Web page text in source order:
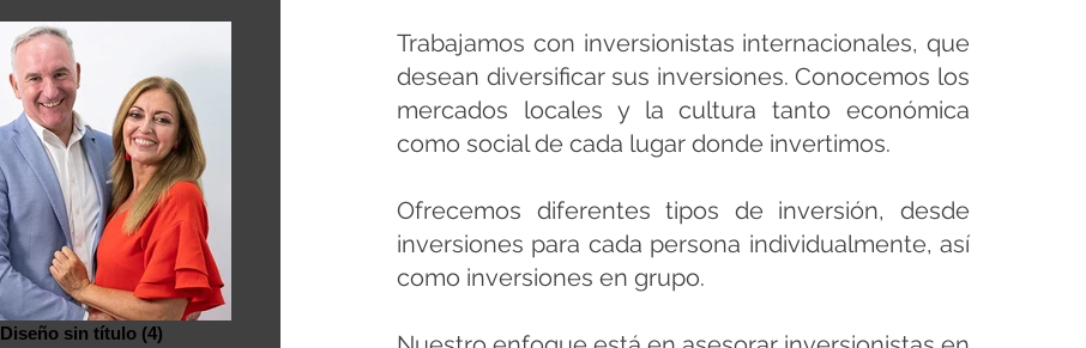
Diseño sin título (4)
Trabajamos con inversionistas internacionales, que
desean diversificar sus inversiones. Conocemos los
mercados locales y la cultura tanto económica
como social de cada lugar donde invertimos.
Ofrecemos diferentes tipos de inversión, desde
inversiones para cada persona individualmente, así
como inversiones en grupo.